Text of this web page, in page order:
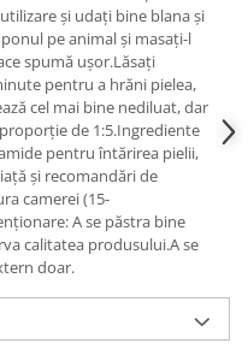
și udați bine blana și
pe animal și masați-l
spumă ușor.Lăsați
pentru a hrăni pielea,
cel mai bine nediluat, dar
de 1:5.Ingrediente
pentru întărirea pielii,
și recomandări de
camerei (15-
A se păstra bine
calitatea produsului.A se
doar.